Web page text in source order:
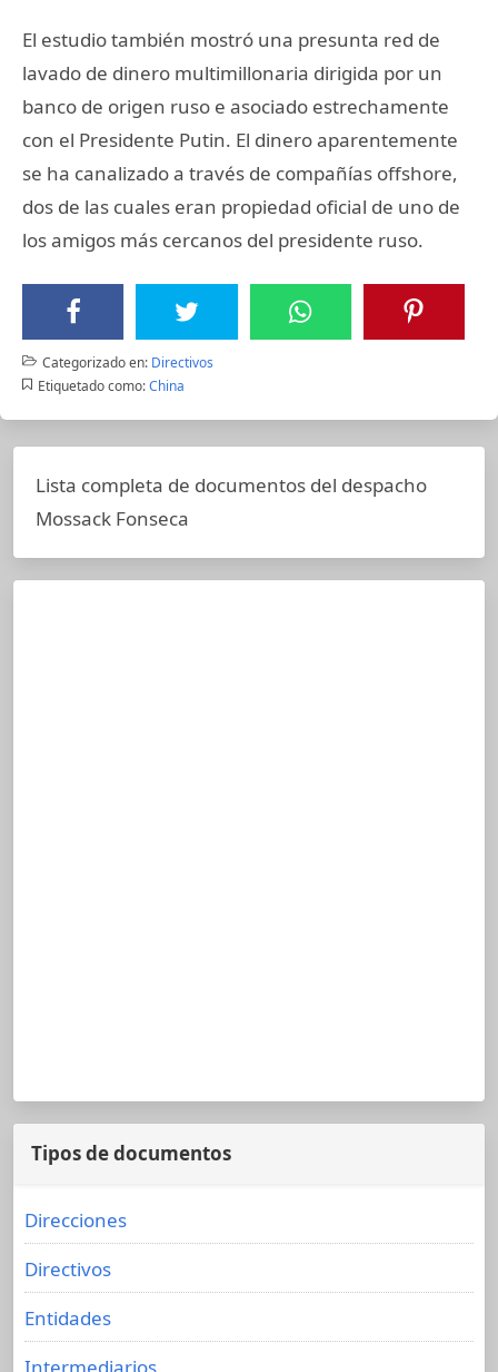
El estudio también mostró una presunta red de
lavado de dinero multimillonaria dirigida por un
banco de origen ruso e asociado estrechamente
con el Presidente Putin. El dinero aparentemente
se ha canalizado a través de compañías offshore,
dos de las cuales eran propiedad oficial de uno de
los amigos más cercanos del presidente ruso.
Categorizado en: Directivos
Etiquetado como: China
Lista completa de documentos del despacho
Mossack Fonseca
Tipos de documentos
Direcciones
Directivos
Entidades
Intermediarios